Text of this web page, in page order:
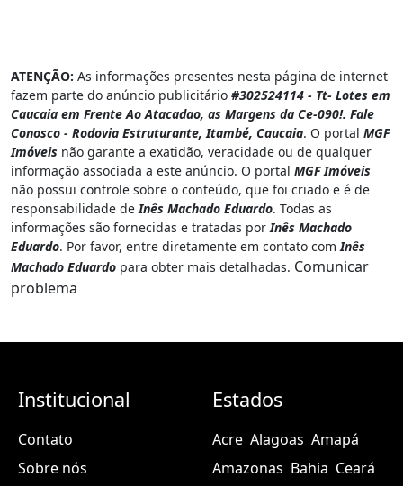
ATENÇÃO: As informações presentes nesta página de internet
fazem parte do anúncio publicitário #302524114 - Tt- Lotes em
Caucaia em Frente Ao Atacadao, as Margens da Ce-090!. Fale
Conosco - Rodovia Estruturante, Itambé, Caucaia. O portal MGF
Imóveis não garante a exatidão, veracidade ou de qualquer
informação associada a este anúncio. O portal MGF Imóveis
não possui controle sobre o conteúdo, que foi criado e é de
responsabilidade deInês Machado Eduardo. Todas as
informações são fornecidas e tratadas porInês Machado
Eduardo. Por favor, entre diretamente em contato comInês
Machado Eduardo para obter mais detalhadas. Comunicar
problema
Institucional
Contato
Sobre nós
Estados
Acre Alagoas Amapá
Amazonas Bahia Ceará